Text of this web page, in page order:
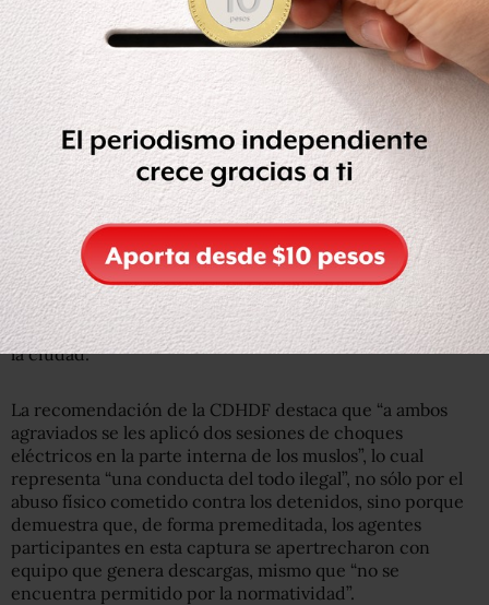
Descargas eléctricas
La Comisión de Derechos Humanos del DF comprobó que
en al menos tres aprehensiones ocurridas a raíz de los
disturbios del 1 de diciembre, los policías de la SSP
emplearon equipo para descargas eléctricas contra los
detenidos, una vez que fueron introducidos en vehículos
oficiales.
Es el caso deVíctor Aguilar y Alejandro Cortés , quienes
fueron arrestados a las 19:30 horas en las cercanías de la
Agencia 50 del MP, a donde se habían trasladado para
protestar por las detenciones realizadas en el Centro de
la ciudad.
La recomendación de la CDHDF destaca que “a ambos
agraviados se les aplicó dos sesiones de choques
eléctricos en la parte interna de los muslos”, lo cual
representa “una conducta del todo ilegal”, no sólo por el
abuso físico cometido contra los detenidos, sino porque
demuestra que, de forma premeditada, los agentes
participantes en esta captura se apertrecharon con
equipo que genera descargas, mismo que “no se
encuentra permitido por la normatividad”.